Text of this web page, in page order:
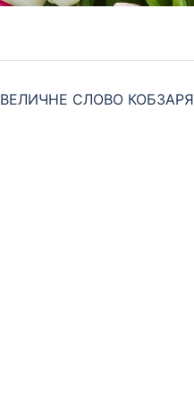
ВЕЛИЧНЕ СЛОВО КОБЗАРЯ